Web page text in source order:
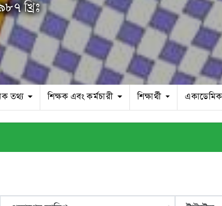
খ্রিঃ
তথ্য শিক্ষক এবং কর্মচারী শিক্ষার্থী